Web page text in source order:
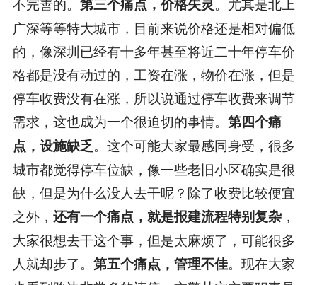
广深等等特大城市，目前来说价格还是相对偏低
的，像深圳已经有十多年甚至将近二十年停车价
格都是没有动过的，工资在涨，物价在涨，但是
停车收费没有在涨，所以说通过停车收费来调节
需求，这也成为一个很迫切的事情。 第四个痛
点，设施缺乏。这个可能大家最感同身受，很多
城市都觉得停车位缺，像一些老旧小区确实是很
缺，但是为什么没人去干呢？除了收费比较便宜
之外， 还有一个痛点，就是报建流程特别复杂，
大家很想去干这个事，但是太麻烦了，可能很多
人就却步了。 第五个痛点，管理不佳。现在大家